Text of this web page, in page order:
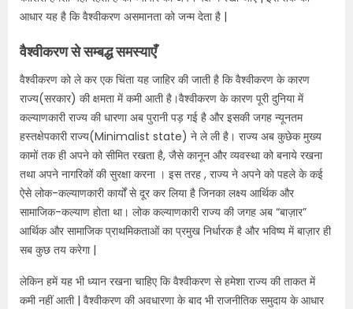
आधार यह है कि वैश्वीकरण असमानता को जन्म देता है |
वैश्वीकरण से सम्बद्ध समस्याएँ
वैश्वीकरण को ले कर एक चिंता यह जाहिर की जाती है कि वैश्वीकरण के कारण
राज्य(सरकार) की क्षमता में कमी आती है।वैश्वीकरण के कारण पूरी दुनिया में
कल्याणकारी राज्य की धारणा अब पुरानी पड़ गई है और इसकी जगह न्यूनतम
हस्तक्षेपकारी राज्य(Minimalist state) ने ले ली है। राज्य अब कुछेक मुख्य
कामों तक ही अपने को सीमित रखता है, जैसे कानून और व्यवस्था को बनाये रखना
तथा अपने नागरिकों की सुरक्षा करना । इस तरह , राज्य ने अपने को पहले के कई
ऐसे लोक-कल्याणकारी कार्यों से दूर कर लिया है जिनका लक्ष्य आर्थिक और
सामाजिक-कल्याण होता था। लोक कल्याणकारी राज्य की जगह अब “बाज़ार”
आर्थिक और सामाजिक प्राथमिकताओं का प्रमुख निर्धारक है और भविष्य में बाज़ार ही
सब कुछ तय करेगा |
लेकिन हमें यह भी ध्यान रखना चाहिए कि वैश्वीकरण से हमेशा राज्य की ताकत में
कमी नहीं आती | वैश्वीकरण की अवधारणा के बाद भी राजनीतिक समुदाय के आधार